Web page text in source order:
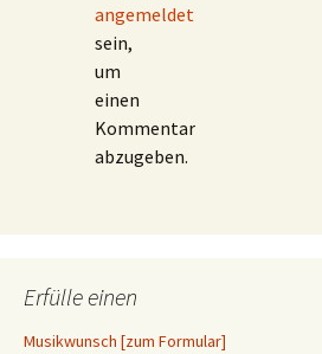
angemeldet
sein,
um
einen
Kommentar
abzugeben.
Erfülle einen
Musikwunsch [zum Formular]